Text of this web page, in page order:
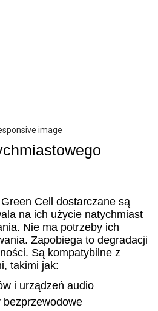
Cell dostarczane są
na ich użycie natychmiast
. Nie ma potrzeby ich
Zapobiega to degradacji
Są kompatybilne z
takimi jak:
i urządzeń audio